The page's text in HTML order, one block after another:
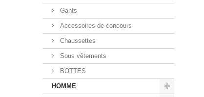
Gants
Accessoires de concours
Chaussettes
Sous vêtements
BOTTES
HOMME